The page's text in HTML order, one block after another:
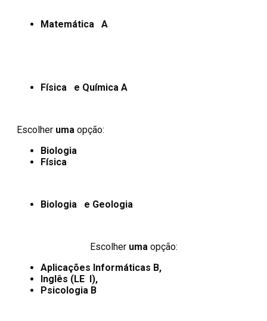
Matemática A
Física e Química A
Escolher uma opção:
Biologia
Física
Biologia e Geologia
Escolher umaopção:
Aplicações Informáticas B,
Inglês (LE I),
Psicologia B